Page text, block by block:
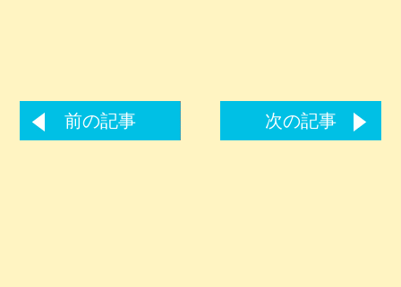
前の記事 次の記事